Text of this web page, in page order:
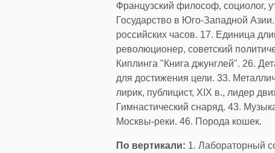
Французский философ, социолог,
Государство в Юго-Западной
российских часов. 17. Единица
революционер, советский
Киплинга "Книга джунглей". 26.
для достижения цели. 33.
лирик, публицист, XIX в., лидер
Гимнастический снаряд. 43.
Москвы-реки. 46. Порода кошек.
По вертикали: 1. Лабораторный